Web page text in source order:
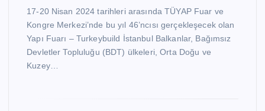
17-20 Nisan 2024 tarihleri arasında TÜYAP Fuar ve
Kongre Merkezi’nde bu yıl 46’ncısı gerçekleşecek olan
Yapı Fuarı – Turkeybuild İstanbul Balkanlar, Bağımsız
Devletler Topluluğu (BDT) ülkeleri, Orta Doğu ve
Kuzey…